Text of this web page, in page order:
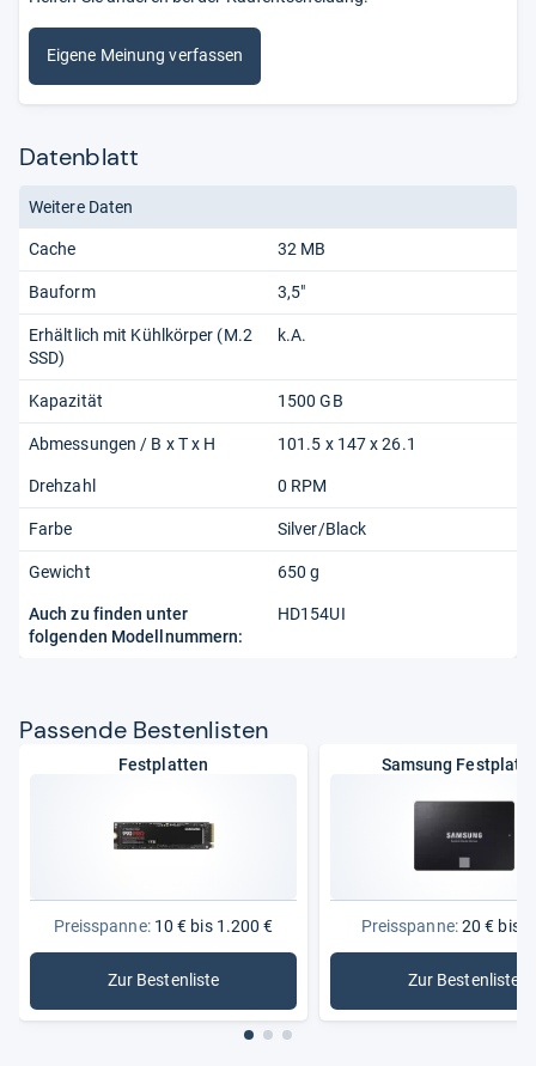
Eigene Meinung verfassen
Datenblatt
Cache 32 MB
Bauform 3,5"
Erhältlich mit Kühlkörper (M.2
SSD)
k.A.
Kapazität 1500 GB
Abmessungen / B x T x H 101.5 x 147 x 26.1
Weitere Daten
Drehzahl 0 RPM
Farbe Silver/Black
Gewicht 650 g
Auch zu finden unter
folgenden Modellnummern:
HD154UI
Pas­sende Bes­ten­lis­ten
Festplatten
Preisspanne:10 € bis 1.200 €
Zur Bestenliste
: Festplatten
Samsung
Preisspanne:20 € bis
Zur Bestenliste
: